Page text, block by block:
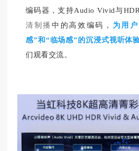
编码器，支持Audio Vivid与
清制播 中的高效编码， 为用
感”和“临场感”的沉浸式视听体
们观看交流。